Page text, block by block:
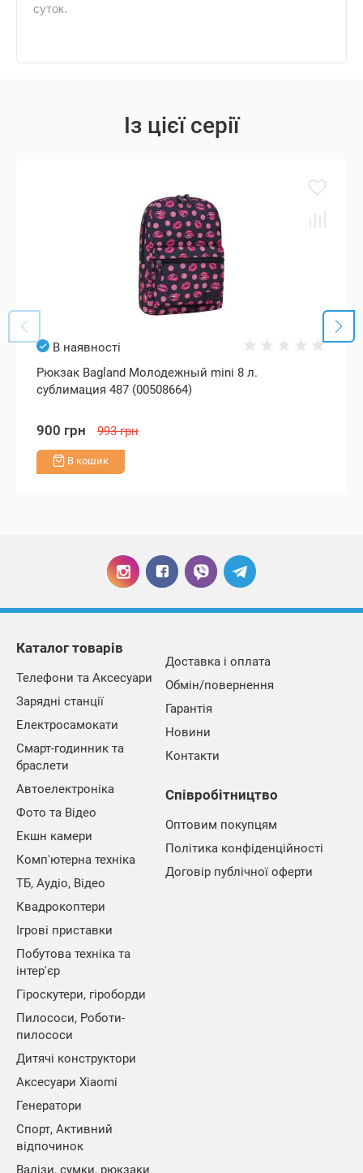
суток.
Із цієї серії
В наявності
Рюкзак Bagland Молодежный mini 8 л.
сублимация 487 (00508664)
900 грн 993 грн
В кошик
Каталог товарів
Телефони та Аксесуари
Зарядні станції
Електросамокати
Смарт-годинник та
браслети
Автоелектроніка
Фото та Відео
Екшн камери
Комп'ютерна техніка
ТБ, Аудіо, Відео
Квадрокоптери
Ігрові приставки
Побутова техніка та
інтер'єр
Гіроскутери, гіроборди
Пилососи, Роботи-
пилососи
Дитячі конструктори
Аксесуари Xiaomi
Генератори
Спорт, Активний
відпочинок
Валізи, сумки, рюкзаки
Доставка і оплата
Обмін/повернення
Гарантія
Новини
Контакти
Співробітництво
Оптовим покупцям
Політика конфіденційності
Договір публічної оферти